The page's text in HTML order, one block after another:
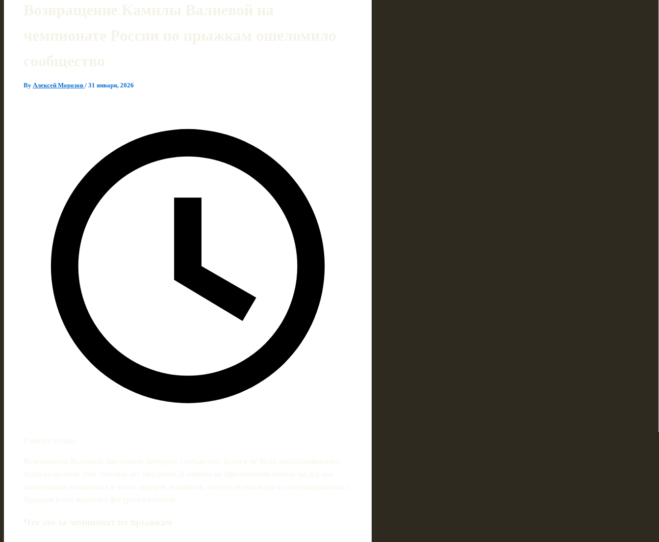
Возвращение Камилы Валиевой на
чемпионате России по прыжкам ошеломило
сообщество
By Алексей Морозов / 31 января, 2026
9 минут чтения
Возвращение Валиевой ошеломило фигурное сообщество: будто и не было дисквалификации,
будто не прошло этих тяжелых лет ожидания. В первом же официальном выходе на лед она
моментально вклинилась в число лидеров, напомнив, почему её имя когда‑то ассоциировалось с
будущим всего мирового фигурного катания.
Что это за чемпионат по прыжкам